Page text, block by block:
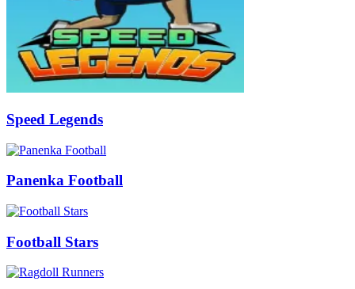
Speed Legends
Panenka Football
Football Stars